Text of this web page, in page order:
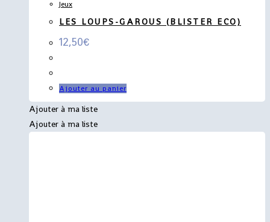
Jeux
LES LOUPS-GAROUS (BLISTER ECO)
12,50€
Ajouter au panier
Ajouter à ma liste
Ajouter à ma liste